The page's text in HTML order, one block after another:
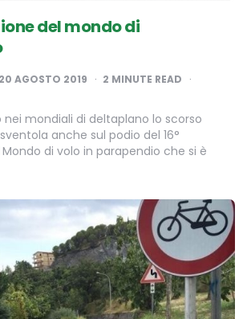
del mondo di
20 AGOSTO 2019 2 MINUTE READ
nei mondiali di deltaplano lo scorso
anche sul podio del 16°
di volo in parapendio che si è